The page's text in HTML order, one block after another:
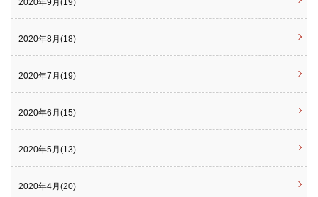
2020年9月(19)
2020年8月(18)
2020年7月(19)
2020年6月(15)
2020年5月(13)
2020年4月(20)